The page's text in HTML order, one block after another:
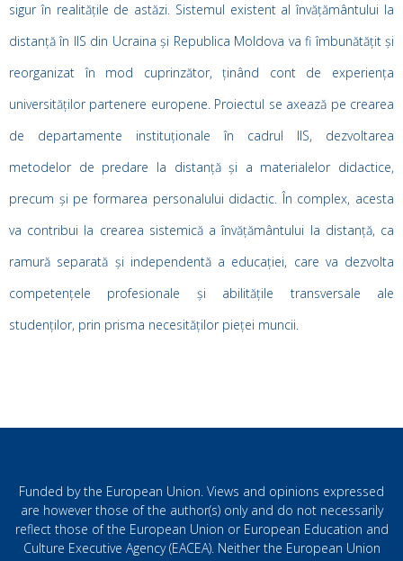
sigur în realitățile de astăzi. Sistemul existent al învățământului la
distanță în IIS din Ucraina și Republica Moldova va fi îmbunătățit și
reorganizat în mod cuprinzător, ținând cont de experiența
universităților partenere europene. Proiectul se axează pe crearea
de departamente instituționale în cadrul IIS, dezvoltarea
metodelor de predare la distanță și a materialelor didactice,
precum și pe formarea personalului didactic. În complex, acesta
va contribui la crearea sistemică a învățământului la distanță, ca
ramură separată și independentă a educației, care va dezvolta
competențele profesionale și abilitățile transversale ale
studenților, prin prisma necesităților pieței muncii.
Funded by the European Union. Views and opinions expressed
are however those of the author(s) only and do not necessarily
reflect those of the European Union or European Education and
Culture Executive Agency (EACEA). Neither the European Union